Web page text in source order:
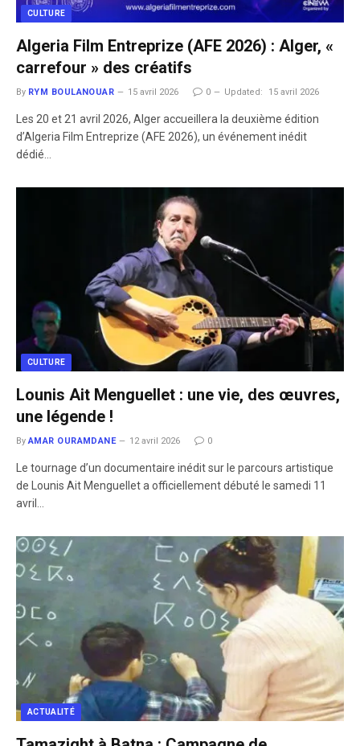
CULTURE
Algeria Film Entreprize (AFE 2026) : Alger, «
carrefour » des créatifs
By RYM BOULANOUAR 15 avril 2026 0 Updated: 15 avril 2026
Les 20 et 21 avril 2026, Alger accueillera la deuxième édition
d’Algeria Film Entreprize (AFE 2026), un événement inédit
dédié…
CULTURE
Lounis Ait Menguellet : une vie, des œuvres,
une légende !
By AMAR OURAMDANE 12 avril 2026 0
Le tournage d’un documentaire inédit sur le parcours artistique
de Lounis Ait Menguellet a officiellement débuté le samedi 11
avril…
ACTUALITÉ